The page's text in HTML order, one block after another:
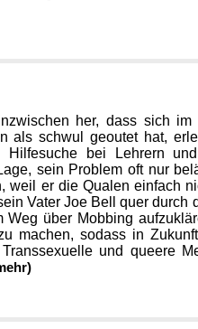
her, dass sich
als schwul geoutet hat,
Hilfesuche bei Lehrern
sein Problem oft nur
weil er die Qualen einfach
Vater Joe Bell quer
Weg über Mobbing
machen, sodass in
und queere